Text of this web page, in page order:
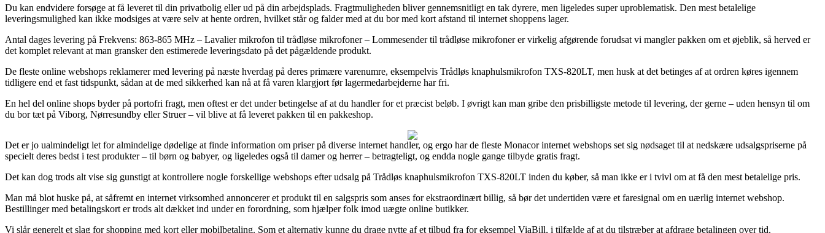
Du kan endvidere forsøge at få leveret til din privatbolig eller ud på din arbejdsplads. Fragtmuligheden bliver gennemsnitligt en tak dyrere, men ligeledes super uproblematisk. Den mest betalelige
leveringsmulighed kan ikke modsiges at være selv at hente ordren, hvilket står og falder med at du bor med kort afstand til internet shoppens lager.
Antal dages levering på Frekvens: 863-865 MHz – Lavalier mikrofon til trådløse mikrofoner – Lommesender til trådløse mikrofoner er virkelig afgørende forudsat vi mangler pakken om et øjeblik, så herved er
det komplet relevant at man gransker den estimerede leveringsdato på det pågældende produkt.
De fleste online webshops reklamerer med levering på næste hverdag på deres primære varenumre, eksempelvis Trådløs knaphulsmikrofon TXS-820LT, men husk at det betinges af at ordren køres igennem
tidligere end et fast tidspunkt, sådan at de med sikkerhed kan nå at få varen klargjort før lagermedarbejderne har fri.
En hel del online shops byder på portofri fragt, men oftest er det under betingelse af at du handler for et præcist beløb. I øvrigt kan man gribe den prisbilligste metode til levering, der gerne – uden hensyn til om
du bor tæt på Viborg, Nørresundby eller Struer – vil blive at få leveret pakken til en pakkeshop.
Det er jo ualmindeligt let for almindelige dødelige at finde information om priser på diverse internet handler, og ergo har de fleste Monacor internet webshops set sig nødsaget til at nedskære udsalgspriserne på
specielt deres bedst i test produkter – til børn og babyer, og ligeledes også til damer og herrer – betragteligt, og endda nogle gange tilbyde gratis fragt.
Det kan dog trods alt vise sig gunstigt at kontrollere nogle forskellige webshops efter udsalg på Trådløs knaphulsmikrofon TXS-820LT inden du køber, så man ikke er i tvivl om at få den mest betalelige pris.
Man må blot huske på, at såfremt en internet virksomhed annoncerer et produkt til en salgspris som anses for ekstraordinært billig, så bør det undertiden være et faresignal om en uærlig internet webshop.
Bestillinger med betalingskort er trods alt dækket ind under en forordning, som hjælper folk imod uægte online butikker.
Vi slår generelt et slag for shopping med kort eller mobilbetaling. Som et alternativ kunne du drage nytte af et tilbud fra for eksempel ViaBill, i tilfælde af at du tilstræber at afdrage betalingen over tid.